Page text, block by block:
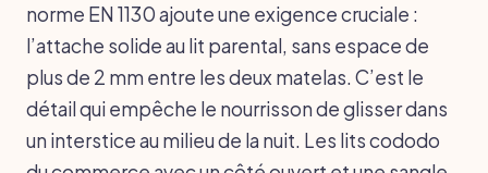
norme EN 1130 ajoute une exigence cruciale :
l’attache solide au lit parental, sans espace de
plus de 2 mm entre les deux matelas. C’est le
détail qui empêche le nourrisson de glisser dans
un interstice au milieu de la nuit. Les lits cododo